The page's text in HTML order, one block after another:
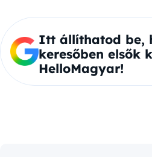
Itt állíthatod be,
keresőben elsők
HelloMagyar!